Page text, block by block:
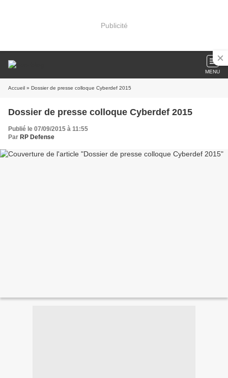
Publicité
MENU
Accueil » Dossier de presse colloque Cyberdef 2015
Dossier de presse colloque Cyberdef 2015
Publié le 07/09/2015 à 11:55
Par RP Defense